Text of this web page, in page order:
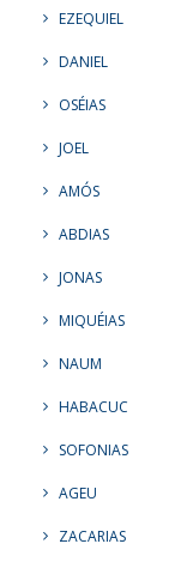
EZEQUIEL
DANIEL
OSÉIAS
JOEL
AMÓS
ABDIAS
JONAS
MIQUÉIAS
NAUM
HABACUC
SOFONIAS
AGEU
ZACARIAS